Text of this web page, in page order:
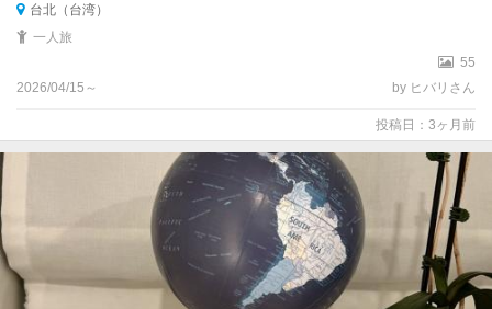
台北（台湾）
一人旅
55
2026/04/15～
by ヒバリさん
投稿日：3ヶ月前